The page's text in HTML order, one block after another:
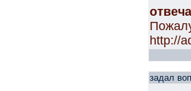
http://
задал